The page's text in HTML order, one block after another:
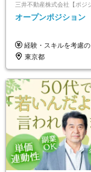
オープンポジション
経験・スキルを考慮の上、決定します。 ▼参考情報 ----------------------- ＜想定年収850万円～1,500万円（基礎給与・賞与2回含む）＞ 月給42万円～ ※時間外勤務手当・諸手当等別途 ※試用期間3ヶ月 ※残業手当有り
東京都